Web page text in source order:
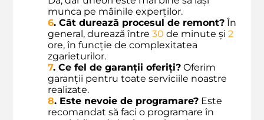
munca pe mâinile experților.
6. Cât durează procesul de remont? În
general, durează între 30 de minute și 2
ore, în funcție de complexitatea
zgarieturilor.
7. Ce fel de garanții oferiți? Oferim
garanții pentru toate serviciile noastre
realizate.
8. Este nevoie de programare? Este
recomandat să faci o programare în